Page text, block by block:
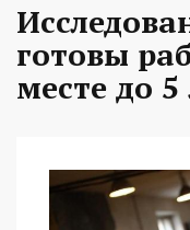
готовы
месте до 5